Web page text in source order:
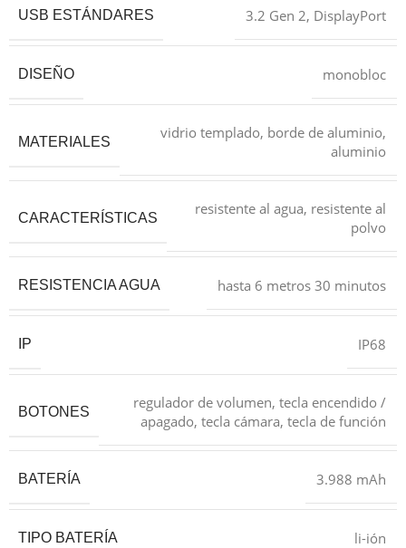
USB ESTÁNDARES 3.2 Gen 2, DisplayPort
DISEÑO monobloc
MATERIALES
vidrio templado, borde de aluminio,
aluminio
CARACTERÍSTICAS
resistente al agua, resistente al
polvo
RESISTENCIA AGUA hasta 6 metros 30 minutos
IP IP68
BOTONES
regulador de volumen, tecla encendido /
apagado, tecla cámara, tecla de función
BATERÍA 3.988 mAh
TIPO BATERÍA li-ión